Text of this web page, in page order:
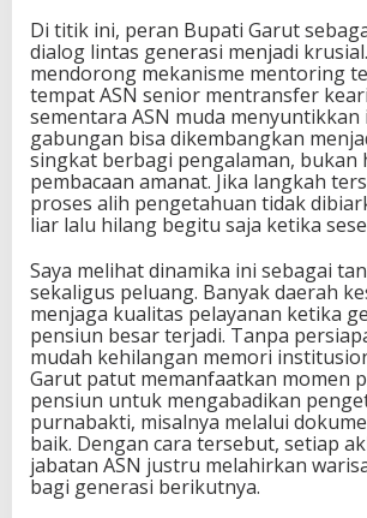
Di titik ini, peran Bupati Garut
dialog lintas generasi menjadi
mendorong mekanisme mentoring
tempat ASN senior mentransfer
sementara ASN muda menyuntikkan
gabungan bisa dikembangkan
singkat berbagi pengalaman, bukan
pembacaan amanat. Jika langkah
proses alih pengetahuan tidak
liar lalu hilang begitu saja ketika
Saya melihat dinamika ini sebagai
sekaligus peluang. Banyak daerah
menjaga kualitas pelayanan ketika
pensiun besar terjadi. Tanpa
mudah kehilangan memori
Garut patut memanfaatkan momen
pensiun untuk mengabadikan
purnabakti, misalnya melalui
baik. Dengan cara tersebut, setiap
jabatan ASN justru melahirkan
bagi generasi berikutnya.